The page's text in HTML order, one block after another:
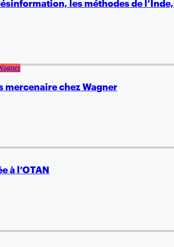
les méthodes de
mercenaire chez Wagner
à l’OTAN